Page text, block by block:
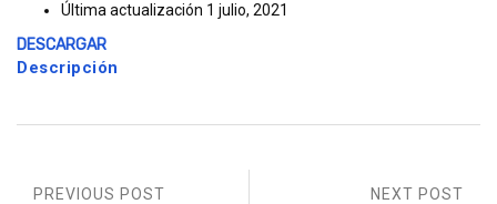
Última actualización 1 julio, 2021
DESCARGAR
Descripción
NEXT POST
PREVIOUS POST